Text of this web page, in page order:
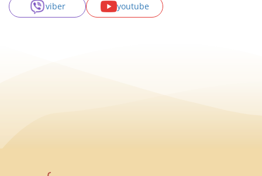
viber
youtube